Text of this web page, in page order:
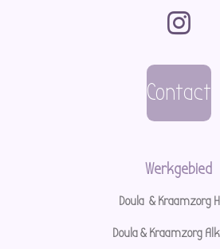
I
n
s
t
g
r
a
Contact
Werkgebied
Doula & Kraamzorg
Doula & Kraamzorg